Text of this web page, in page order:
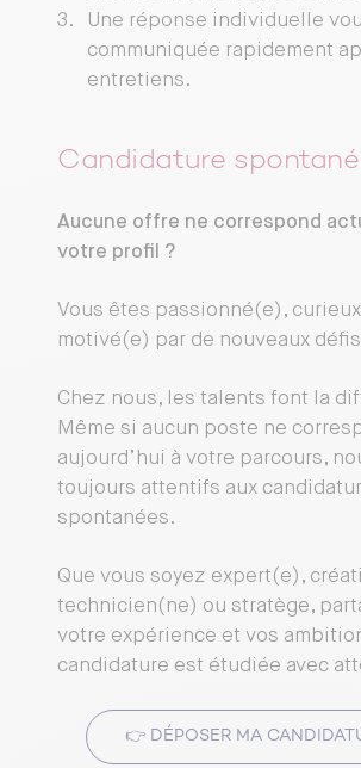
Une réponse individuelle
communiquée rapidement
entretiens.
Candidature
Aucune offre ne correspond
votre profil ?
Vous êtes passionné(e),
motivé(e) par de nouveaux
Chez nous, les talents font la
Même si aucun poste ne
aujourd’hui à votre parcours,
toujours attentifs aux
spontanées.
Que vous soyez expert(e),
technicien(ne) ou stratège,
votre expérience et vos
candidature est étudiée avec
👉 DÉPOSER MA